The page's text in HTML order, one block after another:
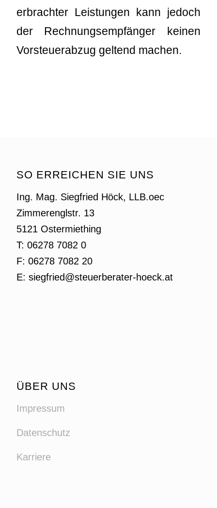
erbrachter Leistungen kann jedoch
der Rechnungsempfänger keinen
Vorsteuerabzug geltend machen.
SO ERREICHEN SIE UNS
Ing. Mag. Siegfried Höck, LLB.oec
Zimmerenglstr. 13
5121 Ostermiething
T: 06278 7082 0
F: 06278 7082 20
E: siegfried@steuerberater-hoeck.at
ÜBER UNS
Impressum
Datenschutz
Karriere